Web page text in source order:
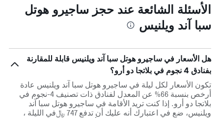
الأسئلة الشائعة عند حجز ساجيرو هوتل
سبا آند ويلنيس
هل الأسعار في ساجيرو هوتل سبا آند ويلنيس قابلة للمقارنة
بفنادق 4 نجوم في بلاتجا دو أرو؟
تكون الأسعار لكل ليلة في ساجيرو هوتل سبا آند ويلنيس عادة
أرخص بنسبة 66% عن المعدل لفنادق ذات تصنيف 4-نجوم في
بلاتجا دو أرو. إذا كنت تريد الأقامة في ساجيرو هوتل سبا آند
ويلنيس، ضع في اعتبارك أنه عليك أن تدفع 747 ﷼في الليلة ،